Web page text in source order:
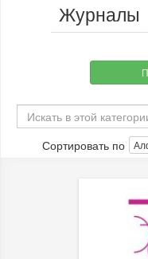
Журналы
Сортировать по